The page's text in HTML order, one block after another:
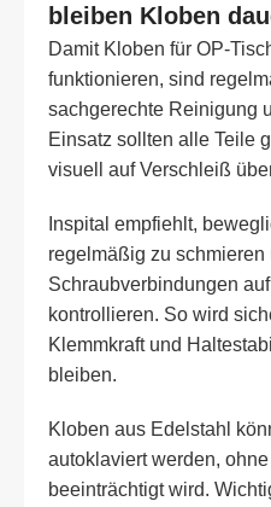
bleiben Kloben
Damit Kloben für OP-
funktionieren, sind
sachgerechte Reinigung
Einsatz sollten alle Teile
visuell auf Verschleiß
Inspital empfiehlt,
regelmäßig zu schmieren
Schraubverbindungen
kontrollieren. So wird
Klemmkraft und
bleiben.
Kloben aus Edelstahl
autoklaviert werden,
beeinträchtigt wird.